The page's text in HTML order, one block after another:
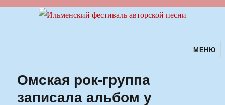
Ильменский фестиваль авторскойМЕНЮ
Омская рок-группа
записала альбом у